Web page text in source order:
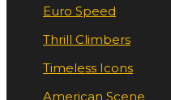
Euro Speed
Thrill Climbers
Timeless Icons
American Scene